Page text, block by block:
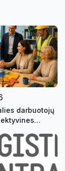
darbuotojų